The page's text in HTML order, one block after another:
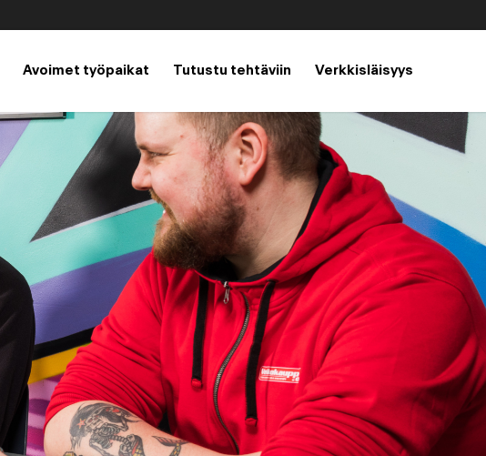
Avoimet työpaikat Tutustu tehtäviin Verkkisläisyys